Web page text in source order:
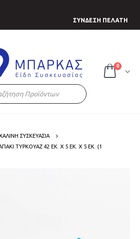
ΣΥΝΔΕΣΗ ΠΕΛΑΤΗ
0
ΣΥΣΚΕΥΑΣΙΑ
ΤΥΡΚΟΥΆΖ 42 ΕΚ. X 5 ΕΚ. X 5 ΕΚ. (1